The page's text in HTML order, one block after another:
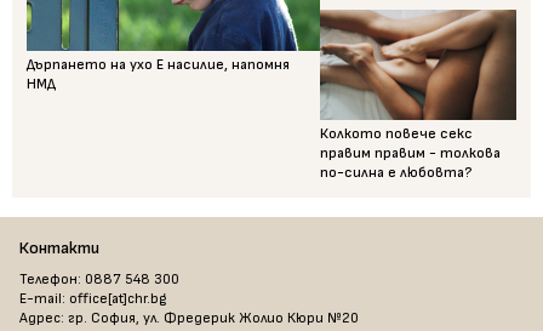
Дърпането на ухо Е насилие, напомня
НМД
Колкото повече секс
правим правим - толкова
по-силна е любовта?
Контакти
Телефон: 0887 548 300
E-mail: office[at]chr.bg
Адрес: гр. София, ул. Фредерик Жолио Кюри №20